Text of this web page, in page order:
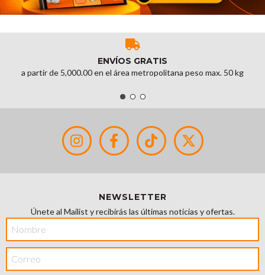
ENVÍOS GRATIS
a partir de 5,000.00 en el área metropolitana peso max. 50 kg
NEWSLETTER
Únete al Mailist y recibirás las últimas noticias y ofertas.